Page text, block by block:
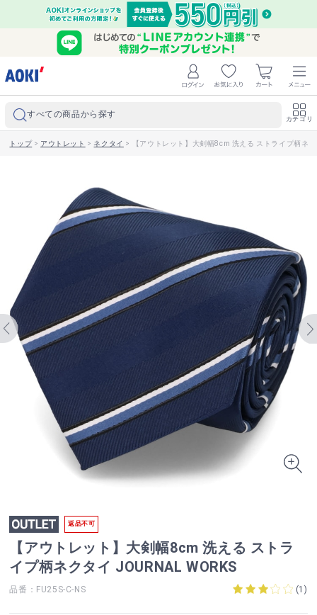
すべての商品から探す カテゴリ
トップ> アウトレット > ネクタイ > 【アウトレット】大剣幅8cm 洗える ストライプ柄ネ
返品不可
【アウトレット】大剣幅8cm 洗える ストラ
イプ柄ネクタイ JOURNAL WORKS
品番：FU25S-C-NS (1 )